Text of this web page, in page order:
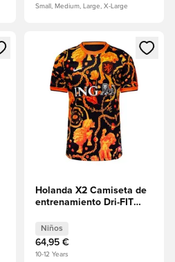
Small, Medium, Large, X-Large
sesión o registrarse como
Abre un modal para iniciar
Holanda X2 Camiseta de
entrenamiento Dri-FIT
partido Copa del Mundo
2026 - Negro Niños
Niños
64,95 €
10-12 Years